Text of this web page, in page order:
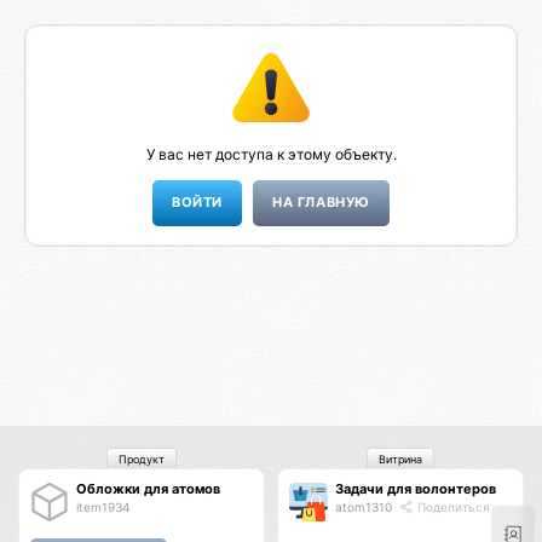
У вас нет доступа к этому объекту.
НА ГЛАВНУЮ
Обложки для атомов
item1934
Продукт
Задачи для волонтеров
atom1310 Поделиться
Витрина